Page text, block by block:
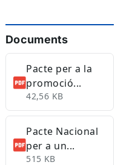
Documents
Pacte per a la
promoció...
42,56 KB
Pacte Nacional
per a un...
515 KB